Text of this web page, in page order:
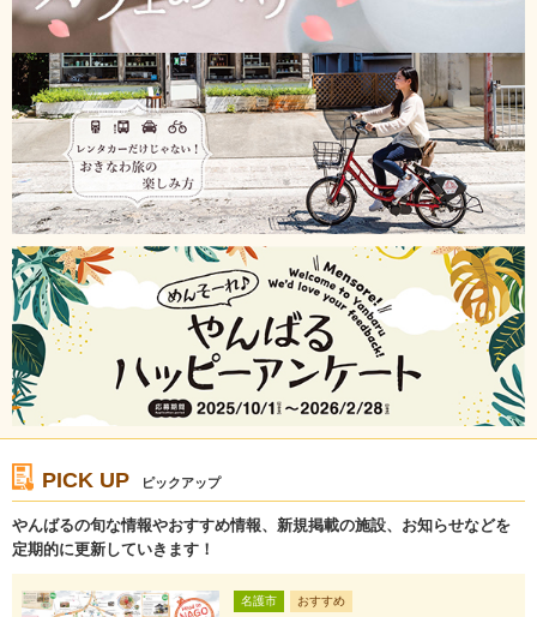
PICK UP ピックアップ
やんばるの旬な情報やおすすめ情報、新規掲載の施設、お知らせなどを
定期的に更新していきます！
名護市 おすすめ